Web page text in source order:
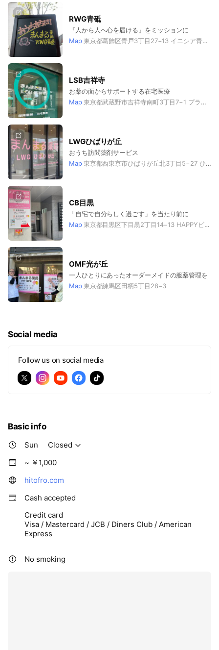
RWG青砥
『人から人へ心を届ける』をミッションに
Map 東京都葛飾区青戸3丁目27−13 イニシア青砥レジデンス 1階
LSB吉祥寺
お薬の面からサポートする在宅医療
Map 東京都武蔵野市吉祥寺南町3丁目7−1 プランドール山菱 1階
LWGひばりが丘
おうち訪問薬剤サービス
Map 東京都西東京市ひばりが丘北3丁目5−27 ひばりヶ丘メディカルテラス 1階
CB目黒
「自宅で自分らしく過ごす」を当たり前に
Map 東京都目黒区下目黒2丁目14−13 HAPPYビル 1F
OMF光が丘
一人ひとりにあったオーダーメイドの服薬管理を
Map 東京都練馬区田柄5丁目28−3
Social media
Follow us on social media
Basic info
Sun
Closed
~ ￥1,000
hitofro.com
Cash accepted
Credit card
Visa / Mastercard / JCB / Diners Club / American
Express
No smoking